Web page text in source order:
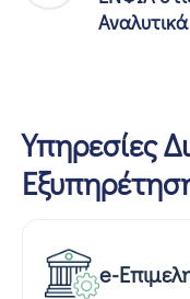
Υπηρεσίες
e-